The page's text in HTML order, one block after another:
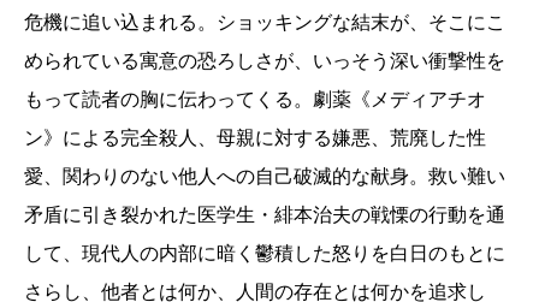
危機に追い込まれる。ショッキングな結末が、そこにこ
められている寓意の恐ろしさが、いっそう深い衝撃性を
もって読者の胸に伝わってくる。劇薬《メディアチオ
ン》による完全殺人、母親に対する嫌悪、荒廃した性
愛、関わりのない他人への自己破滅的な献身。救い難い
矛盾に引き裂かれた医学生・緋本治夫の戦慄の行動を通
して、現代人の内部に暗く鬱積した怒りを白日のもとに
さらし、他者とは何か、人間の存在とは何かを追求し